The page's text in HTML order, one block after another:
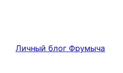
Личный блог Фрумыча